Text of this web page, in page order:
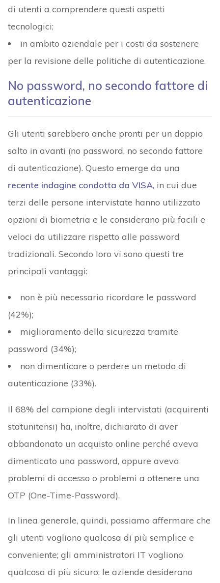
di utenti a comprendere questi aspetti
tecnologici;
in ambito aziendale per i costi da sostenere
per la revisione delle politiche di autenticazione.
No password, no secondo fattore di
autenticazione
Gli utenti sarebbero anche pronti per un doppio
salto in avanti (no password, no secondo fattore
di autenticazione). Questo emerge da una
recente indagine condotta da VISA, in cui due
terzi delle persone intervistate hanno utilizzato
opzioni di biometria e le considerano più facili e
veloci da utilizzare rispetto alle password
tradizionali. Secondo loro vi sono questi tre
principali vantaggi:
non è più necessario ricordare le password
(42%);
miglioramento della sicurezza tramite
password (34%);
non dimenticare o perdere un metodo di
autenticazione (33%).
Il 68% del campione degli intervistati (acquirenti
statunitensi) ha, inoltre, dichiarato di aver
abbandonato un acquisto online perché aveva
dimenticato una password, oppure aveva
problemi di accesso o problemi a ottenere una
OTP (One-Time-Password).
In linea generale, quindi, possiamo affermare che
gli utenti vogliono qualcosa di più semplice e
conveniente; gli amministratori IT vogliono
qualcosa di più sicuro; le aziende desiderano